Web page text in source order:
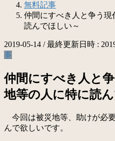
無料記事
仲間にすべき人と争う
読んでほしい～
2019-05-14 / 最終更新日時 :
事
仲間にすべき人と
地等の人に特に読
今回は被災地等、助けが必
んで欲しいです。